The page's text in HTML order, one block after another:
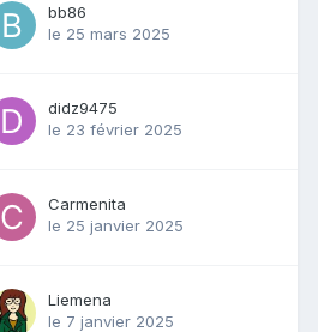
bb86
le 25 mars 2025
didz9475
le 23 février 2025
Carmenita
le 25 janvier 2025
Liemena
le 7 janvier 2025